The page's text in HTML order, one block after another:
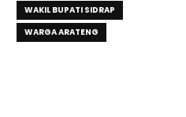
WAKIL BUPATI SIDRAP
WARGA ARATENG